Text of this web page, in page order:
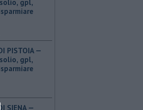
gpl,
PISTOIA —
gpl,
SIENA —